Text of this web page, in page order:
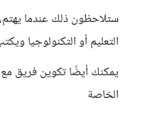
ستلاحظون ذلك عندما
التعليم أو التكنولوجيا
يمكنك أيضًا تكوين فريق
الخاصة